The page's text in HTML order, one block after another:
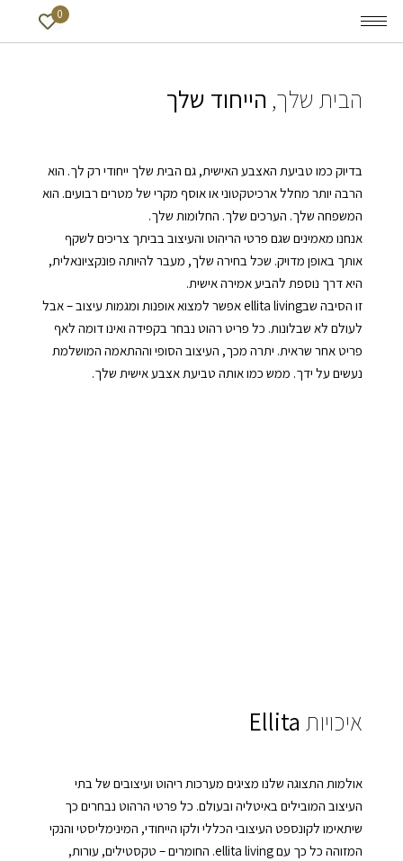
0
בדיוק כמו טביעת האצבע האישית, גם הבית שלך ייחודי רק לך. הוא
הרבה יותר מחלל ארכיטקטוני או אוסף מקרי של מטרים רבועים. הוא
המשפחה שלך. הערכים שלך. החלומות שלך.
אנחנו מאמינים שגם פרטי הריהוט והעיצוב בביתך צריכים לשקף
אותך באופן מדויק. שכל בחירה שלך, מעבר להיותה פונקציונאלית,
היא דרך נוספת להביע אמירה אישית.
זו הסיבה שבellita living אפשר למצוא אופנות ומגמות עיצוב – אבל
לעולם לא שבלונות. כל פריט רהוט נבחר בקפידה ואינו דומה לאף
פריט אחר שראית. יתרה מכך, העיצוב הסופי וההתאמה המושלמת
נעשים על ידך. ממש כמו אותה טביעת אצבע אישית שלך.
הבית שלך,הייחוד שלך
איכויות Ellita
אולמות התצוגה שלנו מציגים מערכות ריהוט ועיצובים של בתי
העיצוב המובילים באיטליה ובעולם. כל פרטי הרהוט נבחרים כך
שיתאימו לקונספט העיצובי הכללי ולקו הייחודי, המינימליסטי והנקי
המזוהה כל כך עם ellita living. החומרים – טקסטילים, עורות,